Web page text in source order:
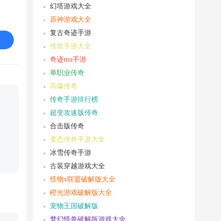
幻塔游戏大全
原神游戏大全
复古奇迹手游
传世手游大全
奇迹mu手游
单职业传奇
高爆传奇
传奇手游排行榜
超变攻速版传奇
合击版传奇
变态传奇手游大全
冰雪传奇手游
古装穿越游戏大全
怪物x联盟破解版大全
橙光游戏破解版大全
宠物王国破解版
梦幻怪兽破解版游戏大全